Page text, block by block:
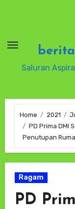
Saluran
Home 2021
PD Prima DMI
Penutupan
Ragam
PD